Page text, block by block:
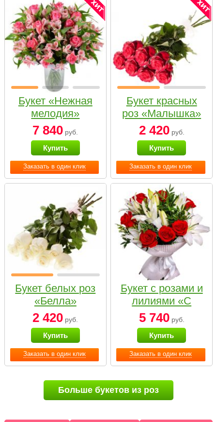
Заказать в один клик
Букет «Нежная
мелодия»
7 840 руб.
Купить
Заказать в один клик
Букет красных
роз «Малышка»
2 420руб.
Купить
Заказать в один клик
Букет белых роз
«Белла»
2 420 руб.
Купить
Заказать в один клик
Букет с розами и
лилиями «С
наилучшими
пожеланиями»
5 740руб.
Купить
Больше букетов из роз